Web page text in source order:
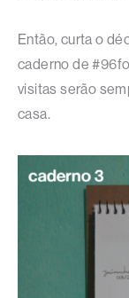
Então, curta o
caderno de
visitas serão
casa.